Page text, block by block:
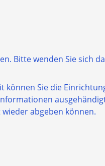
Bitte wenden Sie sich
können Sie die
abgeben können.